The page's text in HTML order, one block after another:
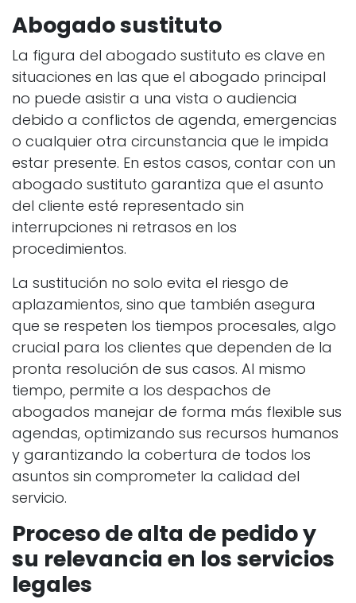
Abogado sustituto
La figura del abogado sustituto es clave en
situaciones en las que el abogado principal
no puede asistir a una vista o audiencia
debido a conflictos de agenda, emergencias
o cualquier otra circunstancia que le impida
estar presente. En estos casos, contar con un
abogado sustituto garantiza que el asunto
del cliente esté representado sin
interrupciones ni retrasos en los
procedimientos.
La sustitución no solo evita el riesgo de
aplazamientos, sino que también asegura
que se respeten los tiempos procesales, algo
crucial para los clientes que dependen de la
pronta resolución de sus casos. Al mismo
tiempo, permite a los despachos de
abogados manejar de forma más flexible sus
agendas, optimizando sus recursos humanos
y garantizando la cobertura de todos los
asuntos sin comprometer la calidad del
servicio.
Proceso de alta de pedido y
su relevancia en los servicios
legales